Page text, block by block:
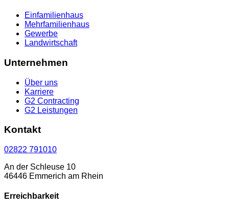
Einfamilienhaus
Mehrfamilienhaus
Gewerbe
Landwirtschaft
Unternehmen
Über uns
Karriere
G2 Contracting
G2 Leistungen
Kontakt
02822 791010
An der Schleuse 10
46446 Emmerich am Rhein
Erreichbarkeit